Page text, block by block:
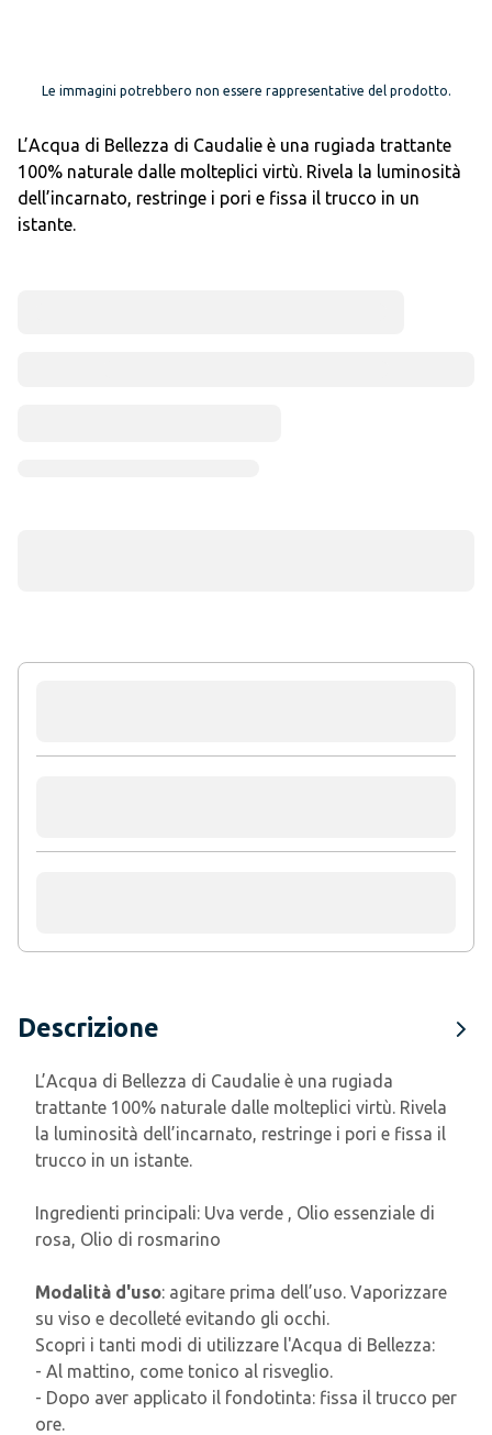
Le immagini potrebbero non essere rappresentative del prodotto.
L’Acqua di Bellezza di Caudalie è una rugiada trattante
100% naturale dalle molteplici virtù. Rivela la luminosità
dell’incarnato, restringe i pori e fissa il trucco in un
istante.
Descrizione
L’Acqua di Bellezza di Caudalie è una rugiada
trattante 100% naturale dalle molteplici virtù. Rivela
la luminosità dell’incarnato, restringe i pori e fissa il
trucco in un istante.
Ingredienti principali: Uva verde , Olio essenziale di
rosa, Olio di rosmarino
Modalità d'uso: agitare prima dell’uso. Vaporizzare
su viso e decolleté evitando gli occhi.
Scopri i tanti modi di utilizzare l'Acqua di Bellezza:
- Al mattino, come tonico al risveglio.
- Dopo aver applicato il fondotinta: fissa il trucco per
ore.